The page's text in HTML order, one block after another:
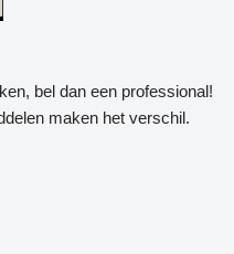
bel dan een professional!
maken het verschil.